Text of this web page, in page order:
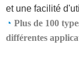
et une facilité
◔ Plus de 100
différentes